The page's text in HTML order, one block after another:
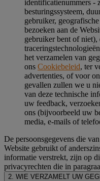
identificatienummers -
besturingssysteem,
gebruiker,
bezoeken aan de
gebruiker bent of
het verzamelen van
ons Cookiebeleid, ter
advertenties, of voor
gevallen zullen we u
van deze technische
uw feedback,
ons (bijvoorbeeld uw
media, e-mails of
De persoonsgegevens die
Website gebruikt of
informatie verstrekt, zijn op
privacyrechten die in
2. WIE VERZAMELT UW